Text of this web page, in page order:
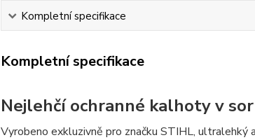
Kompletní specifikace
Kompletní specifikace
Nejlehčí ochranné kalhoty v
Vyrobeno exkluzivně pro značku STIHL,